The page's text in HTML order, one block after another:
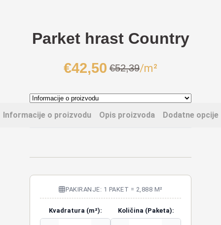
Parket hrast Country
€52,39
Izvorna
bila
je:
€42,50
Trenutna
je:
€42,50.
/m²
Informacije o proizvodu Opis proizvoda Dodatne opcije
PAKIRANJE: 1 PAKET = 2,888 M²
Kvadratura (m²): Količina (Paketa):